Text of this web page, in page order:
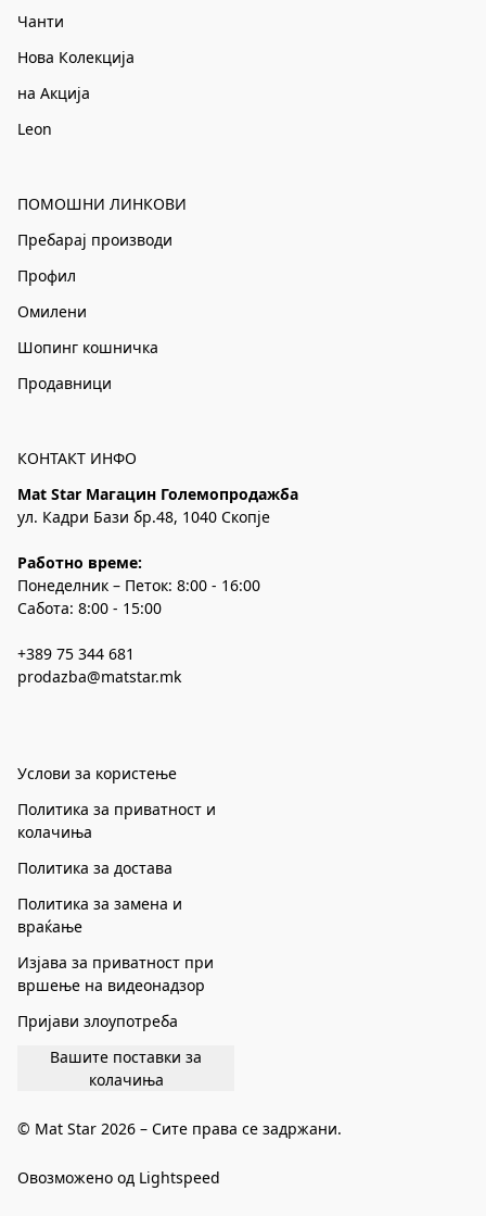
Чанти
Нова Колекција
на Акција
Leon
ПОМОШНИ ЛИНКОВИ
Пребарај производи
Профил
Омилени
Шопинг кошничка
Продавници
КОНТАКТ ИНФО
Mat Star Магацин Големопродажба
ул. Кадри Бази бр.48, 1040 Скопје
Работно време:
Понеделник – Петок: 8:00 - 16:00
Сабота: 8:00 - 15:00
+389 75 344 681
prodazba@matstar.mk
Услови за користење
Политика за приватност и
колачиња
Политика за достава
Политика за замена и
враќање
Изјава за приватност при
вршење на видеонадзор
Пријави злоупотреба
Вашите поставки за
колачиња
© Mat Star 2026 – Сите права се задржани.
Овозможено од Lightspeed